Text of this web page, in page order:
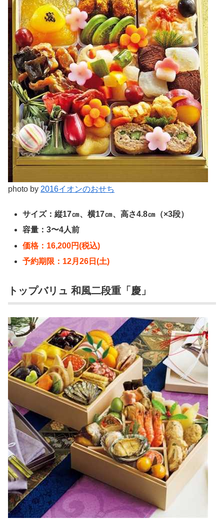
photo by 2016イオンのおせち
サイズ：縦17㎝、横17㎝、高さ4.8㎝（×3段）
容量：3〜4人前
価格：16,200円(税込)
予約期限：12月26日(土)
トップバリュ 和風二段重「慶」